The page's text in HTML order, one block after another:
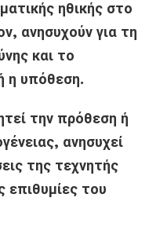
ηθικής στο
ανησυχούν για τη
και το
η υπόθεση.
την πρόθεση ή
ανησυχεί
της τεχνητής
επιθυμίες του